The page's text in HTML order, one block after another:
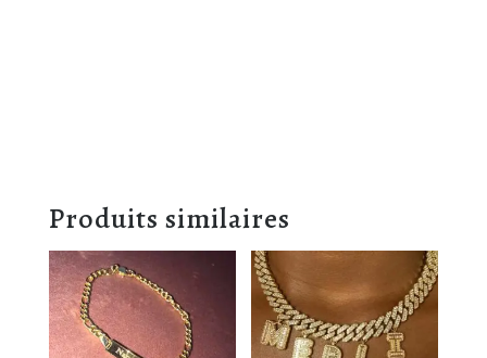
Produits similaires